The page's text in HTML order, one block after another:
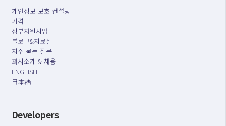
개인정보 보호 컨설팅
가격
정부지원사업
블로그&자료실
자주 묻는 질문
회사소개 & 채용
ENGLISH
日本語
Developers